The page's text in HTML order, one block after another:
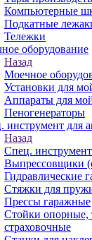
Компьютерные
Подкатные
Тележки
оборудование
Назад
Моечное
Установки для
Аппараты для
Пеногенераторы
инструмент для
Назад
Спец.
Выпрессовщики
Гидравлические
Стяжки для
Прессы гаражные
Стойки опорные,
страховочные